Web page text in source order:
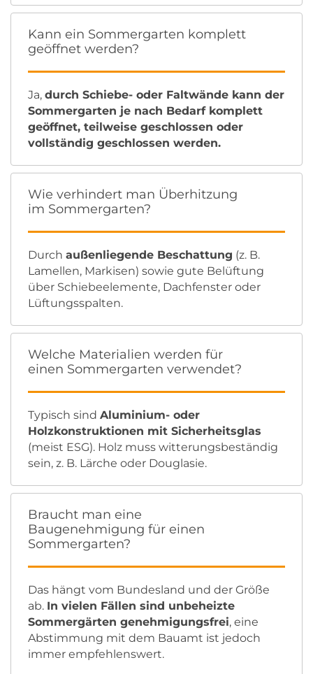
Kann ein Sommergarten komplett
geöffnet werden?
Ja, durch Schiebe- oder Faltwände kann der
Sommergarten je nach Bedarf komplett
geöffnet, teilweise geschlossen oder
vollständig geschlossen werden.
Wie verhindert man Überhitzung
im Sommergarten?
Durch außenliegende Beschattung (z. B.
Lamellen, Markisen) sowie gute Belüftung
über Schiebeelemente, Dachfenster oder
Lüftungsspalten.
Welche Materialien werden für
einen Sommergarten verwendet?
Typisch sind Aluminium- oder
Holzkonstruktionen mit Sicherheitsglas
(meist ESG). Holz muss witterungsbeständig
sein, z. B. Lärche oder Douglasie.
Braucht man eine
Baugenehmigung für einen
Sommergarten?
Das hängt vom Bundesland und der Größe
ab. In vielen Fällen sind unbeheizte
Sommergärten genehmigungsfrei, eine
Abstimmung mit dem Bauamt ist jedoch
immer empfehlenswert.